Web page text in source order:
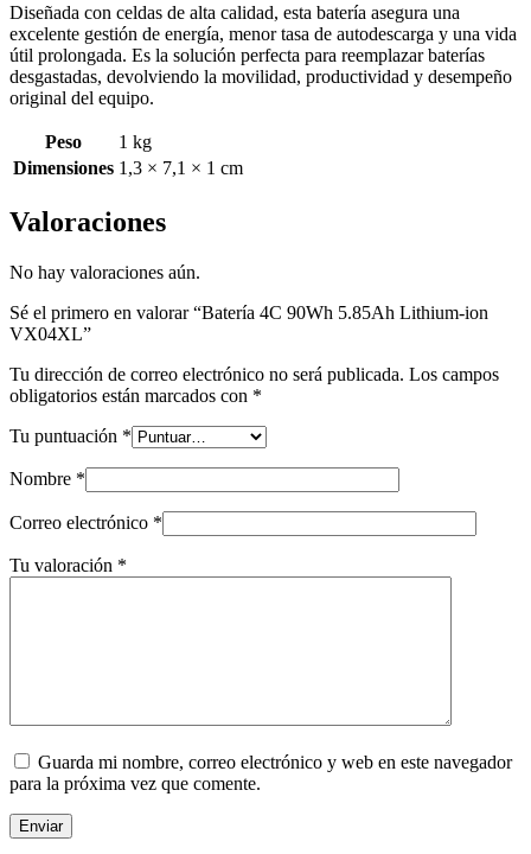
Diseñada con celdas de alta calidad, esta batería asegura una
excelente gestión de energía, menor tasa de autodescarga y una vida
útil prolongada. Es la solución perfecta para reemplazar baterías
desgastadas, devolviendo la movilidad, productividad y desempeño
original del equipo.
Peso
1 kg
Dimensiones 1,3 × 7,1 × 1 cm
Valoraciones
No hay valoraciones aún.
Sé el primero en valorar “Batería 4C 90Wh 5.85Ah Lithium-ion
VX04XL”
Tu dirección de correo electrónico no será publicada. Los campos
obligatorios están marcados con *
Tu puntuación *
Nombre *
Correo electrónico *
Tu valoración *
Guarda mi nombre, correo electrónico y web en este navegador
para la próxima vez que comente.
Enviar